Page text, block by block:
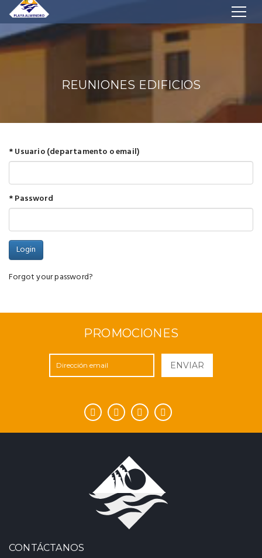
REUNIONES EDIFICIOS
* Usuario (departamento o email)
* Password
Forgot your password?
PROMOCIONES
ENVIAR
CONTÁCTANOS